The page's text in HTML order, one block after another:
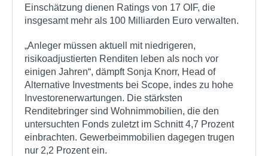
Einschätzung dienen Ratings von 17 OIF, die
insgesamt mehr als 100 Milliarden Euro verwalten.
„Anleger müssen aktuell mit niedrigeren,
risikoadjustierten Renditen leben als noch vor
einigen Jahren“, dämpft Sonja Knorr, Head of
Alternative Investments bei Scope, indes zu hohe
Investorenerwartungen. Die stärksten
Renditebringer sind Wohnimmobilien, die den
untersuchten Fonds zuletzt im Schnitt 4,7 Prozent
einbrachten. Gewerbeimmobilien dagegen trugen
nur 2,2 Prozent ein.